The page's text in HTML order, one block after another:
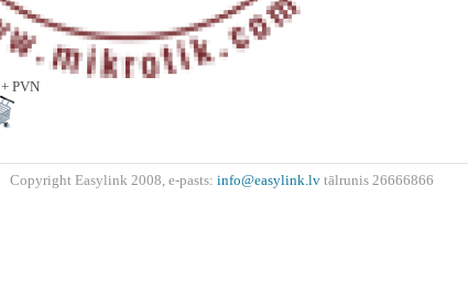
+ PVN
Copyright Easylink 2008, e-pasts: info@easylink.lvtālrunis 26666866